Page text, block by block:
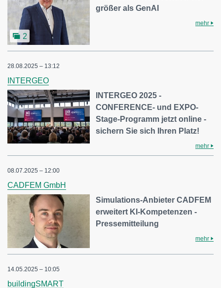
2
größer als GenAI
mehr
28.08.2025 – 13:12
INTERGEO
INTERGEO 2025 -
CONFERENCE- und EXPO-
Stage-Programm jetzt online -
sichern Sie sich Ihren Platz!
mehr
08.07.2025 – 12:00
CADFEM GmbH
Simulations-Anbieter CADFEM
erweitert KI-Kompetenzen -
Pressemitteilung
mehr
14.05.2025 – 10:05
buildingSMART